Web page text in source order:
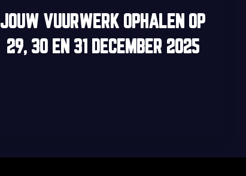
JOUW VUURWERK OPHALEN OP
29, 30EN 31 DECEMBER 2025